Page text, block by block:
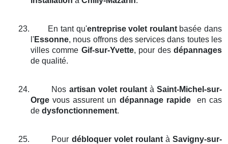
23. En tant qu'entreprise volet roulantbasée dans
l'Essonne, nous offrons des services dans toutes les
villes comme Gif-sur-Yvette, pour desdépannages
de qualité.
24. Nos artisan volet roulantàSaint-Michel-sur-
Orge vous assurent un dépannage rapide
en cas
de dysfonctionnement.
25. Pour débloquer volet roulantàSavigny-sur-